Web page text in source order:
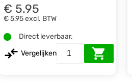
€ 5.95
€ 5,95excl. BTW
Direct leverbaar.
Vergelijken